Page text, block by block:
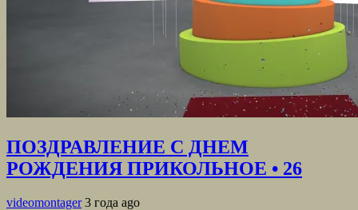
ПОЗДРАВЛЕНИЕ С ДНЕМ
РОЖДЕНИЯ ПРИКОЛЬНОЕ • 26
videomontager 3 года ago